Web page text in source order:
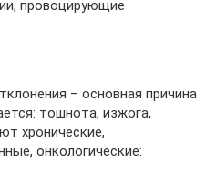
провоцирующие
– основная причина
тошнота, изжога,
хронические,
онкологические: